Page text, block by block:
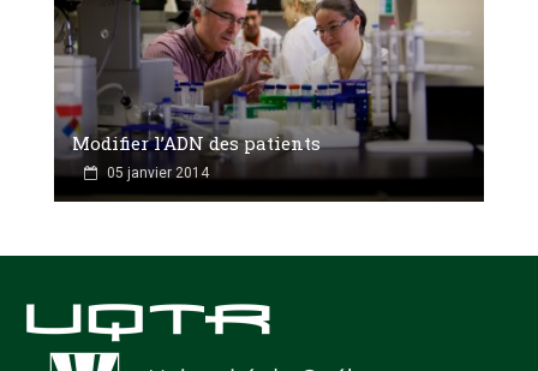
Modifier l’ADN des patients
05 janvier 2014